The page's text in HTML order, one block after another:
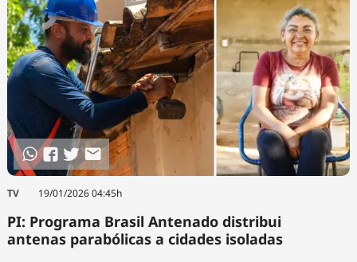
TV 19/01/2026 04:45h
PI: Programa Brasil Antenado distribui
antenas parabólicas a cidades isoladas